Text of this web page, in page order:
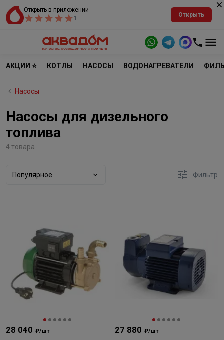
Открыть в приложении
1
Открыть
АКЦИИ ⭐ КОТЛЫ НАСОСЫ ВОДОНАГРЕВАТЕЛИ
Насосы
Насосы для дизельного
топлива
4 товара
Популярное Фильтр
28 040 ₽/шт 27 880 ₽/шт